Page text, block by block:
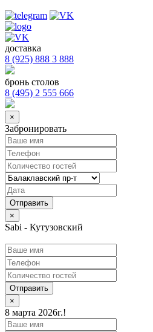
доставка
8 (925) 888 3 888
бронь столов
8 (495) 2 555 666
×
Забронировать
×
Sabi - Кутузовский
Отправить
×
8 марта 2026г.!